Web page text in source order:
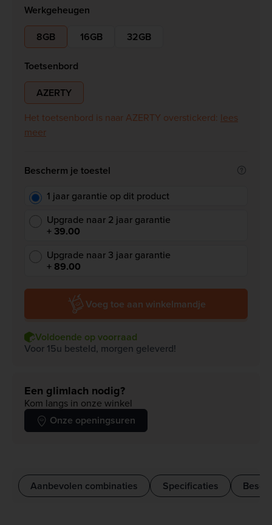
Werkgeheugen
8GB
16GB 32GB
Toetsenbord
AZERTY
Het toetsenbord is naar AZERTY overstickerd: lees
meer
Bescherm je toestel
1 jaar garantie op dit product
Upgrade naar 2 jaar garantie
+ 39.00
Upgrade naar 3 jaar garantie
+ 89.00
Voeg toe aan winkelmandje
Voldoende op voorraad
Voor 15u besteld, morgen geleverd!
Een glimlach nodig?
Kom langs in onze winkel
Onze openingsuren
Aanbevolen combinaties Specificaties